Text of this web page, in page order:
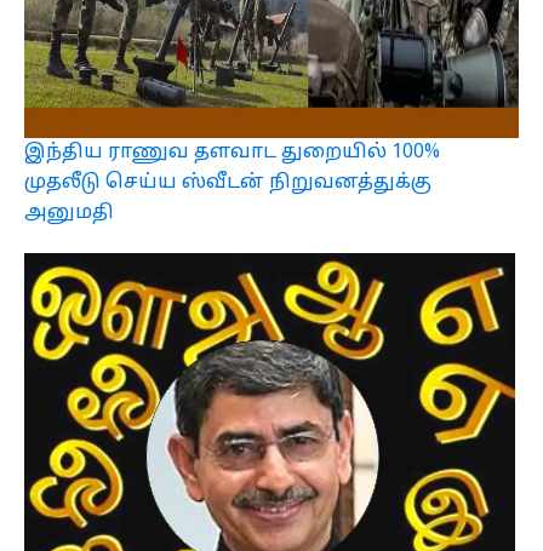
இந்திய ராணுவ தளவாட துறையில் 100%
முதலீடு செய்ய ஸ்வீடன் நிறுவனத்துக்கு
அனுமதி